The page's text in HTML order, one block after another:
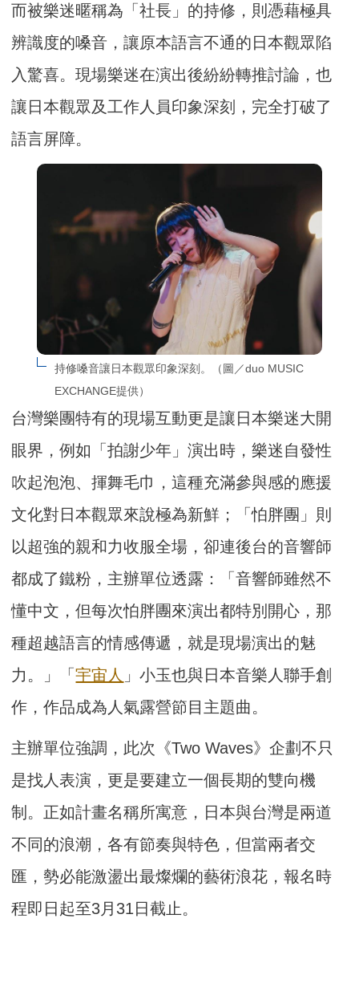
而被樂迷暱稱為「社長」的持修，則憑藉極具
辨識度的嗓音，讓原本語言不通的日本觀眾陷
入驚喜。現場樂迷在演出後紛紛轉推討論，也
讓日本觀眾及工作人員印象深刻，完全打破了
語言屏障。
持修嗓音讓日本觀眾印象深刻。（圖／duo MUSIC
EXCHANGE提供）
台灣樂團特有的現場互動更是讓日本樂迷大開
眼界，例如「拍謝少年」演出時，樂迷自發性
吹起泡泡、揮舞毛巾，這種充滿參與感的應援
文化對日本觀眾來說極為新鮮；「怕胖團」則
以超強的親和力收服全場，卻連後台的音響師
都成了鐵粉，主辦單位透露：「音響師雖然不
懂中文，但每次怕胖團來演出都特別開心，那
種超越語言的情感傳遞，就是現場演出的魅
力。」「宇宙人 」小玉也與日本音樂人聯手創
作，作品成為人氣露營節目主題曲。
主辦單位強調，此次《Two Waves》企劃不只
是找人表演，更是要建立一個長期的雙向機
制。正如計畫名稱所寓意，日本與台灣是兩道
不同的浪潮，各有節奏與特色，但當兩者交
匯，勢必能激盪出最燦爛的藝術浪花，報名時
程即日起至3月31日截止。